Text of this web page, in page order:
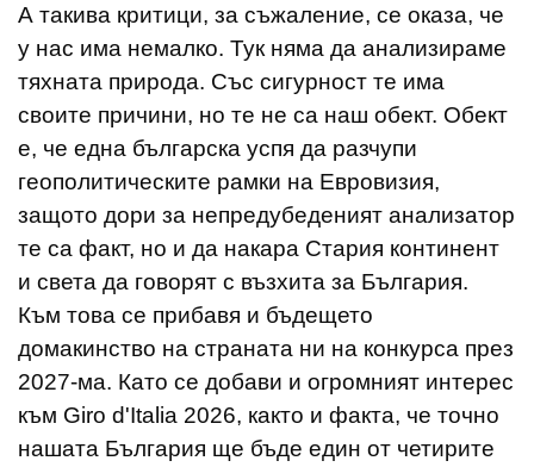
А такива критици, за съжаление, се оказа, че
у нас има немалко. Тук няма да анализираме
тяхната природа. Със сигурност те има
своите причини, но те не са наш обект. Обект
е, че една българска успя да разчупи
геополитическите рамки на Евровизия,
защото дори за непредубеденият анализатор
те са факт, но и да накара Стария континент
и света да говорят с възхита за България.
Към това се прибавя и бъдещето
домакинство на страната ни на конкурса през
2027-ма. Като се добави и огромният интерес
към Giro d'Italia 2026, както и факта, че точно
нашата България ще бъде един от четирите